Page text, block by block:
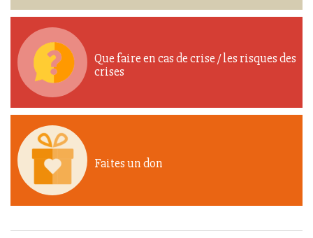
Que faire en cas de crise / les risques des
crises
Faites un don